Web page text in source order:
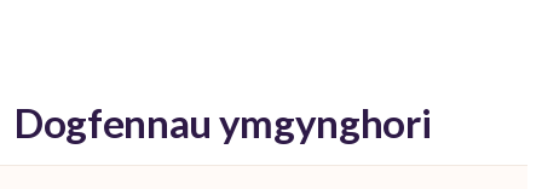
Dogfennau ymgynghori